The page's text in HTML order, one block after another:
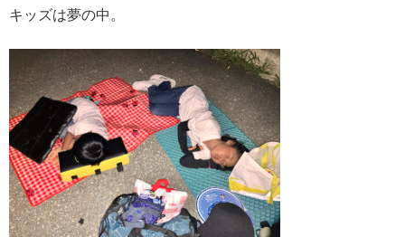
キッズは夢の中。